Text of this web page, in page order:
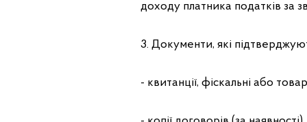
доходу платника податків за
3. Документи, які
- квитанції, фіскальні або